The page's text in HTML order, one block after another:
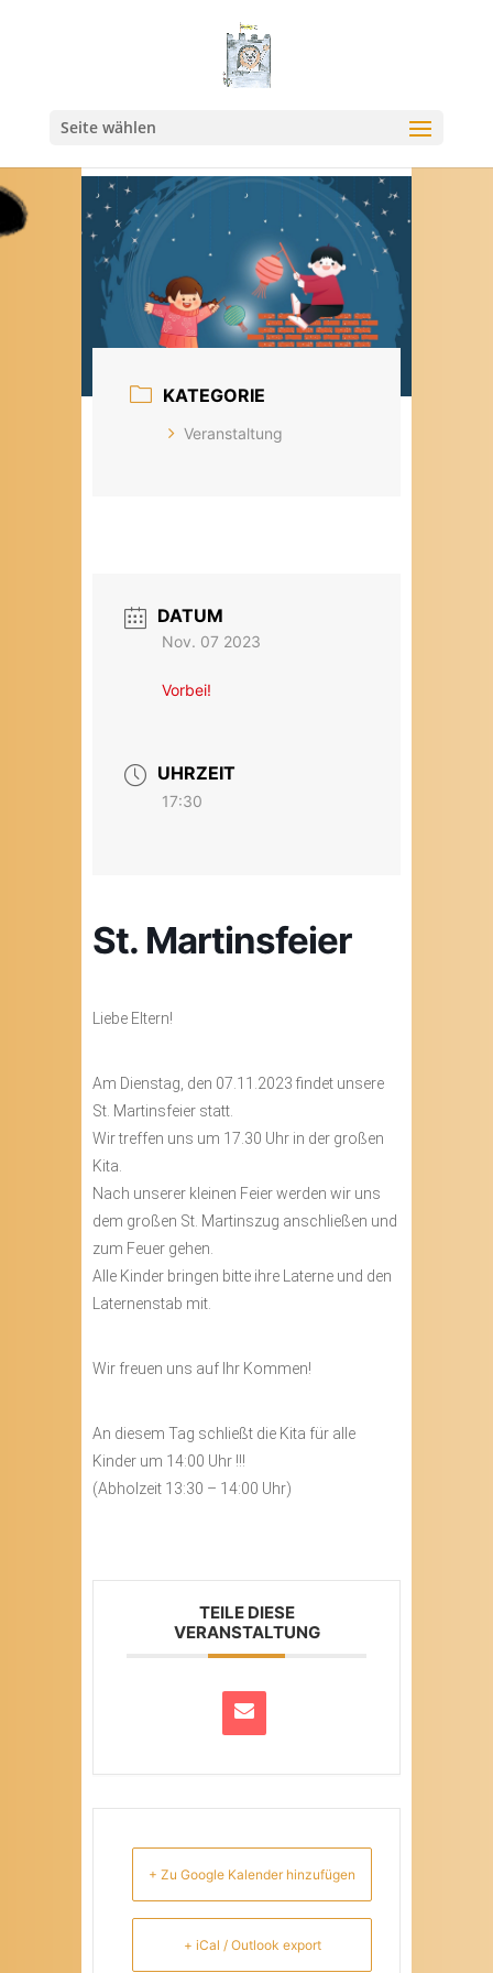
Seite wählen
KATEGORIE
Veranstaltung
DATUM
Nov. 07 2023
Vorbei!
UHRZEIT
17:30
St. Martinsfeier
Liebe Eltern!
Am Dienstag, den 07.11.2023 findet unsere
St. Martinsfeier statt.
Wir treffen uns um 17.30 Uhr in der großen
Kita.
Nach unserer kleinen Feier werden wir uns
dem großen St. Martinszug anschließen und
zum Feuer gehen.
Alle Kinder bringen bitte ihre Laterne und den
Laternenstab mit.
Wir freuen uns auf Ihr Kommen!
An diesem Tag schließt die Kita für alle
Kinder um 14:00 Uhr !!!
(Abholzeit 13:30 – 14:00 Uhr)
TEILE DIESE
VERANSTALTUNG
+ Zu Google Kalender hinzufügen
+ iCal / Outlook export